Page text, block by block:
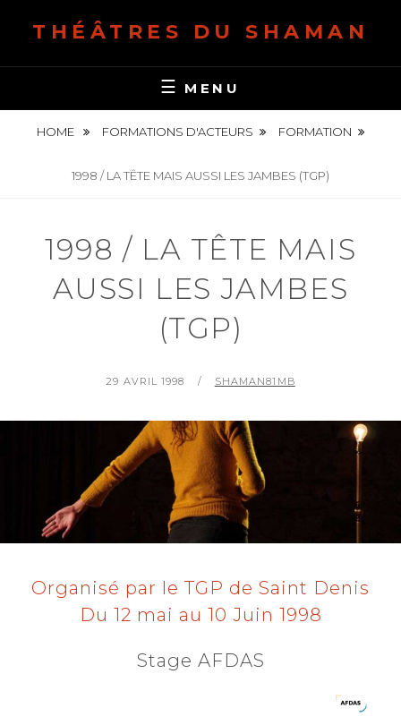
THÉÂTRES DU SHAMAN
MENU
HOME FORMATIONS D'ACTEURS FORMATION
1998 / LA TÊTE MAIS AUSSI LES JAMBES (TGP)
1998 / LA TÊTE MAIS
AUSSI LES JAMBES
(TGP)
P
D
O
N
29 AVRIL 1998
B
SHAMAN81MB
Organisé par le TGP de Saint Denis
Du 12 mai au 10 Juin 1998
Stage AFDAS